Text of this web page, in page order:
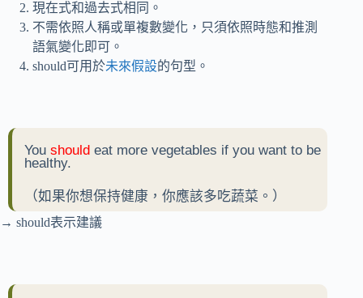
現在式和過去式相同。
不需依照人稱或單複數變化，只須依照時態和推測
語氣變化即可。
should可用於未來假設的句型。
You should eat more vegetables if you want to be
healthy.
（如果你想保持健康，你應該多吃蔬菜。）
→ should表示建議